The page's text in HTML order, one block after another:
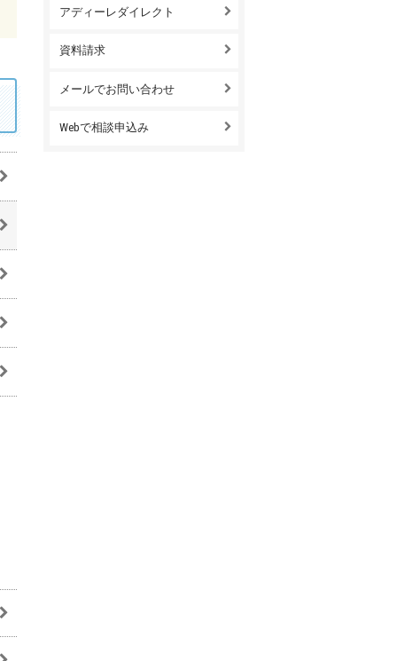
アディーレダイレクト
資料請求
メールでお問い合わせ
Webで相談申込み